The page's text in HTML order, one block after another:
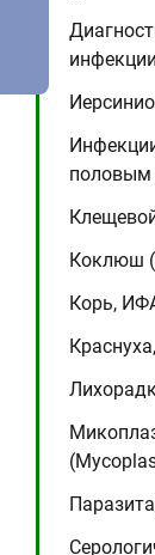
половым
Коклюш
Корь,